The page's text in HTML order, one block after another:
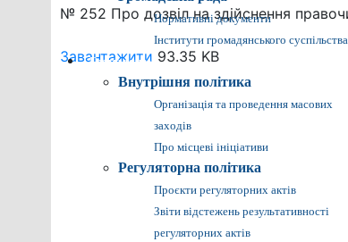
Нормативні документи
Інститути громадянського суспільства
Громадянам
Внутрішня політика
Організація та проведення масових
заходів
Про місцеві ініціативи
Регуляторна політика
Проєкти регуляторних актів
Звіти відстежень результативності
регуляторних актів
№ 252 Про дозвіл на здійснення
Завантажити 93.35 KB